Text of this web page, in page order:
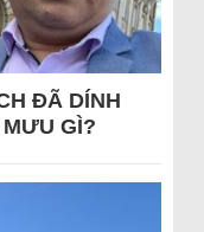
ĐÃ DÍNH
GÌ?